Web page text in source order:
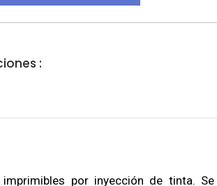
:
por inyección de tinta.